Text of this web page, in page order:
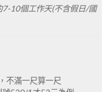
10個工作天(不含假日/國
不滿一尺算一尺